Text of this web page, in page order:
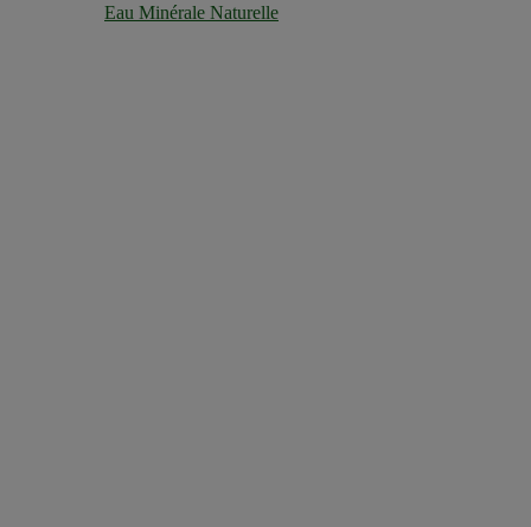
Eau Minérale Naturelle